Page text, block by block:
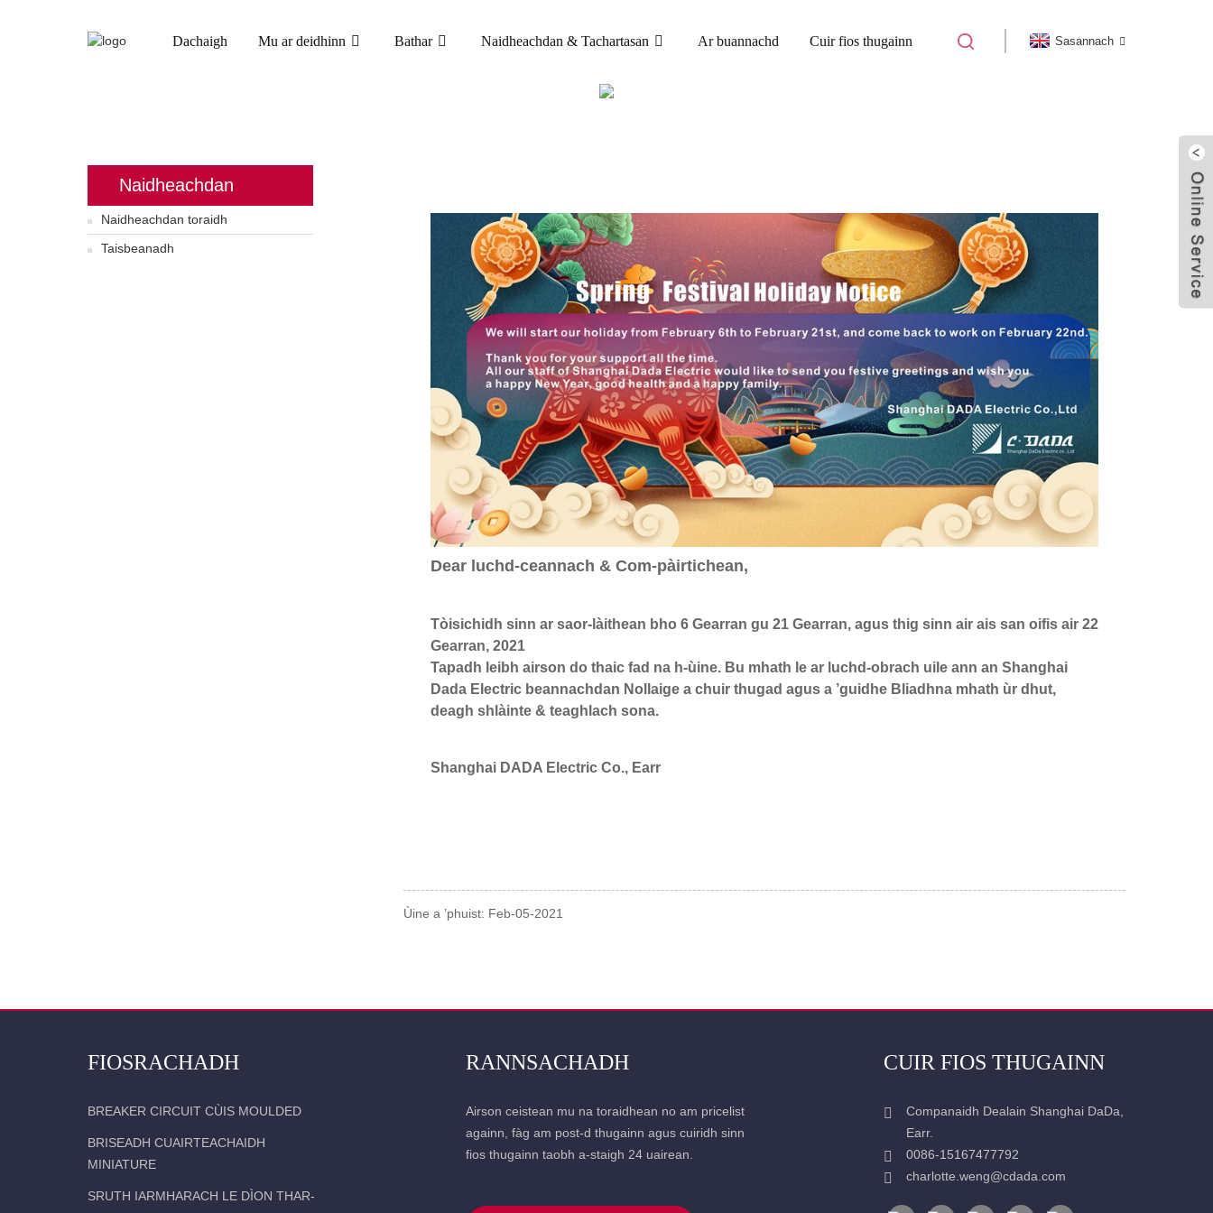
Dachaigh Mu ar deidhinn Bathar Naidheachdan & Tachartasan Ar buannachd Cuir fios thugainn Sasannach
Naidheachdan
Naidheachdan toraidh
Taisbeanadh
Dear luchd-ceannach & Com-pàirtichean,
Tòisichidh sinn ar saor-làithean bho 6 Gearran gu 21 Gearran, agus thig sinn air ais san oifis air 22
Gearran, 2021
Tapadh leibh airson do thaic fad na h-ùine. Bu mhath le ar luchd-obrach uile ann an Shanghai
Dada Electric beannachdan Nollaige a chuir thugad agus a ’guidhe Bliadhna mhath ùr dhut,
deagh shlàinte & teaghlach sona.
Shanghai DADA Electric Co., Earr
Ùine a ’phuist: Feb-05-2021
FIOSRACHADH
BREAKER CIRCUIT CÙIS MOULDED
BRISEADH CUAIRTEACHAIDH
MINIATURE
SRUTH IARMHARACH LE DÌON THAR-
RANNSACHADH
Airson ceistean mu na toraidhean no am pricelist
againn, fàg am post-d thugainn agus cuiridh sinn
fios thugainn taobh a-staigh 24 uairean.
CUIR FIOS THUGAINN
Companaidh Dealain Shanghai DaDa,
Earr.
0086-15167477792
charlotte.weng@cdada.com